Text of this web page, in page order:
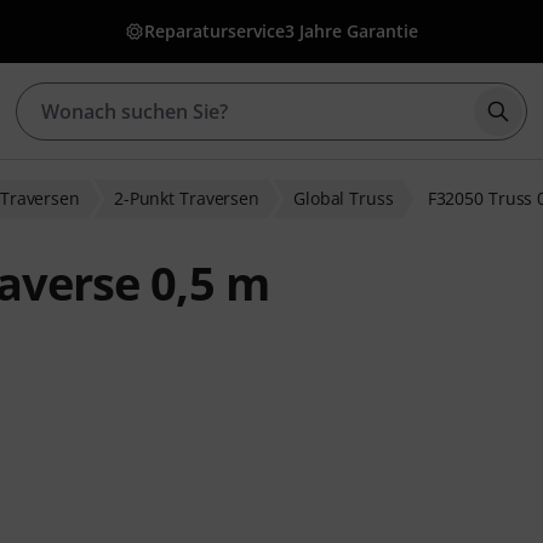
Reparaturservice3 Jahre Garantie
Traversen 2-Punkt Traversen Global Truss F32050 Truss
0,5 m